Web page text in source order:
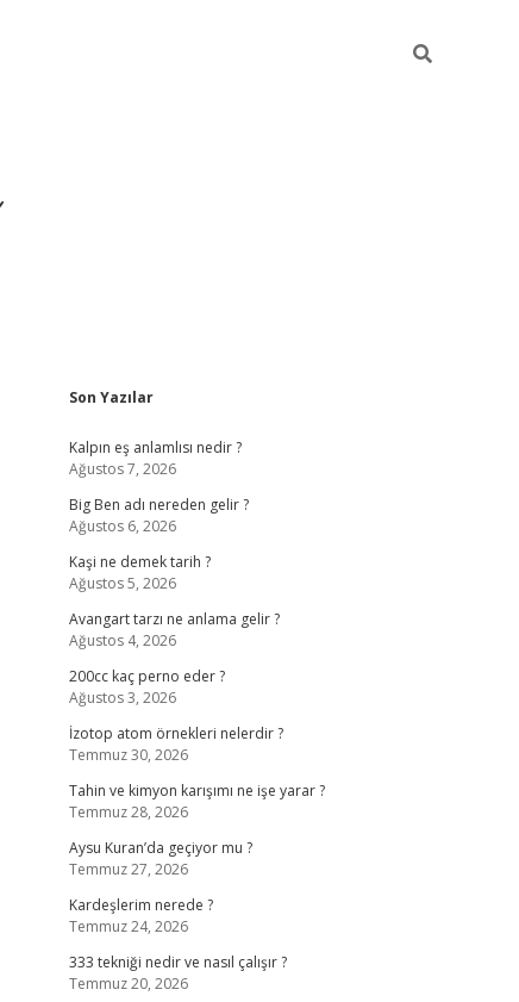
Sidebar
Son Yazılar
Kalpın eş anlamlısı nedir ?
Ağustos 7, 2026
Big Ben adı nereden gelir ?
Ağustos 6, 2026
Kaşi ne demek tarih ?
Ağustos 5, 2026
Avangart tarzı ne anlama gelir ?
Ağustos 4, 2026
200cc kaç perno eder ?
Ağustos 3, 2026
İzotop atom örnekleri nelerdir ?
Temmuz 30, 2026
Tahin ve kimyon karışımı ne işe yarar ?
Temmuz 28, 2026
Aysu Kuran’da geçiyor mu ?
Temmuz 27, 2026
Kardeşlerim nerede ?
Temmuz 24, 2026
333 tekniği nedir ve nasıl çalışır ?
Temmuz 20, 2026